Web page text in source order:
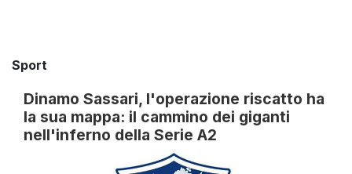
Sport
Dinamo Sassari, l'operazione riscatto ha
la sua mappa: il cammino dei giganti
nell'inferno della Serie A2